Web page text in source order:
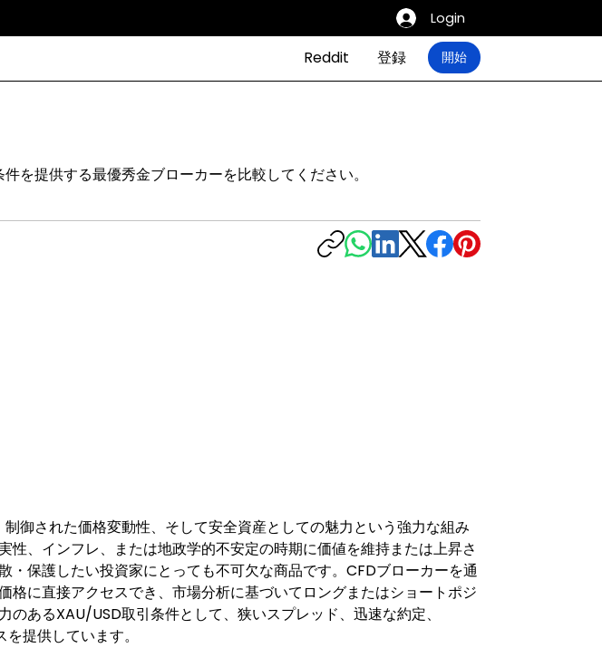
Login
Reddit 登録 開始
を提供する最優秀金ブローカーを比較してください。
御された価格変動性、そして安全資産としての魅力という強力な組み
、インフレ、または地政学的不安定の時期に価値を維持または上昇さ
保護したい投資家にとっても不可欠な商品です。CFDブローカーを通
に直接アクセスでき、市場分析に基づいてロングまたはショートポジ
あるXAU/USD取引条件として、狭いスプレッド、迅速な約定、
提供しています。